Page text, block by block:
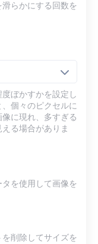
らかにする回数を
ぼかすかを設定し
個々のピクセルに
に現れ、多すぎる
る場合がありま
を使用して画像を
削除してサイズを